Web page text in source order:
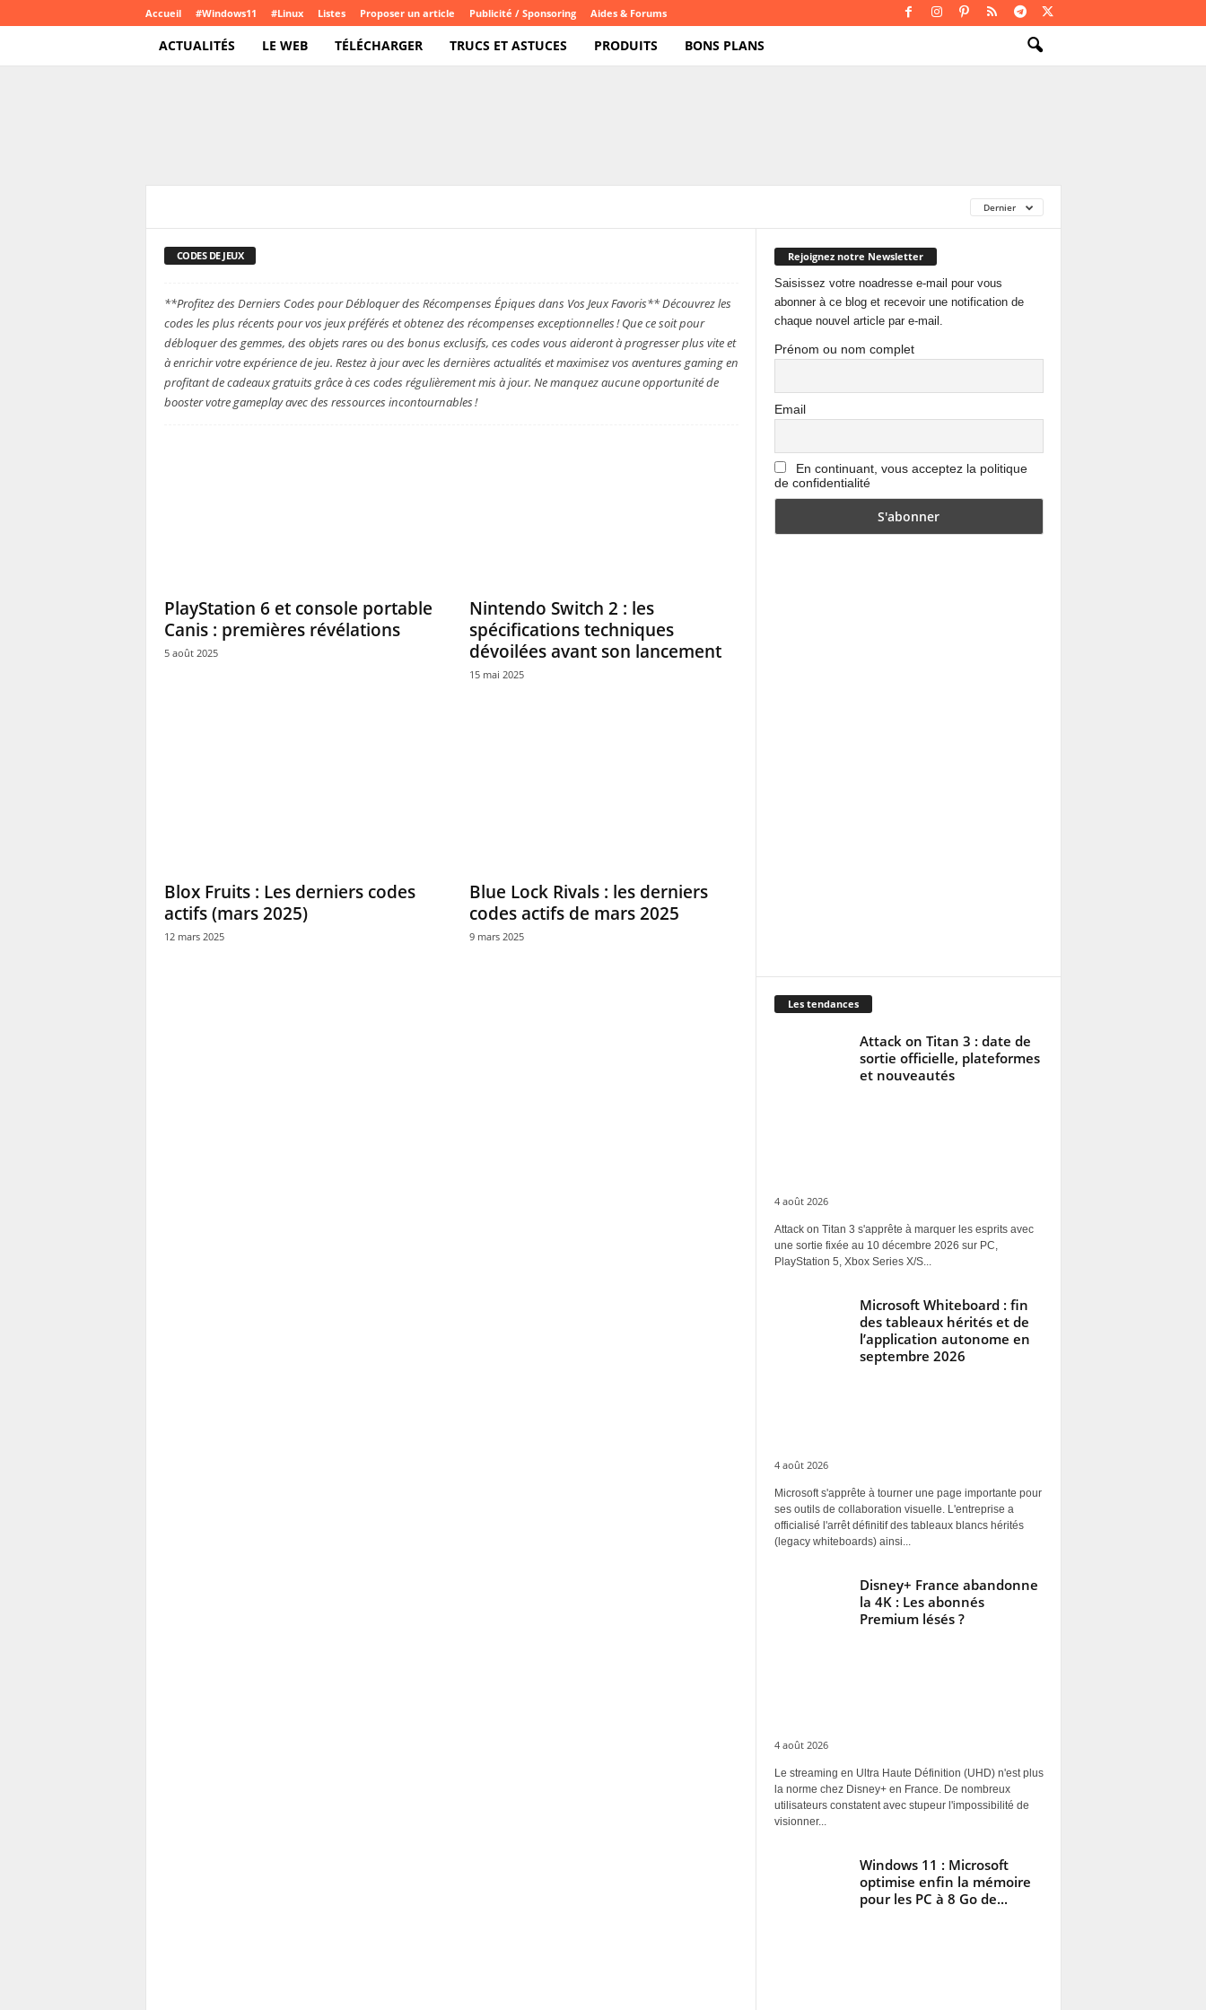
Accueil #Windows11 #Linux Listes Proposer un article Publicité / Sponsoring Aides & Forums
ACTUALITÉS LE WEB TÉLÉCHARGER TRUCS ET ASTUCES PRODUITS BONS PLANS
t
Dernier
CODES DE JEUX
**Profitez des Derniers Codes pour Débloquer des Récompenses Épiques dans Vos Jeux Favoris** Découvrez les
codes les plus récents pour vos jeux préférés et obtenez des récompenses exceptionnelles ! Que ce soit pour
débloquer des gemmes, des objets rares ou des bonus exclusifs, ces codes vous aideront à progresser plus vite et
à enrichir votre expérience de jeu. Restez à jour avec les dernières actualités et maximisez vos aventures gaming en
profitant de cadeaux gratuits grâce à ces codes régulièrement mis à jour. Ne manquez aucune opportunité de
booster votre gameplay avec des ressources incontournables !
PlayStation 6 et console portable
Canis : premières révélations
5 août 2025
Nintendo Switch 2 : les
spécifications techniques
dévoilées avant son lancement
15 mai 2025
Blox Fruits : Les derniers codes
actifs (mars 2025)
12 mars 2025
Blue Lock Rivals : les derniers
codes actifs de mars 2025
9 mars 2025
Rejoignez notre Newsletter
Saisissez votre noadresse e-mail pour vous
abonner à ce blog et recevoir une notification de
chaque nouvel article par e-mail.
Prénom ou nom complet
Email
En continuant, vous acceptez la politique
de confidentialité
Les tendances
Attack on Titan 3 : date de
sortie officielle, plateformes
et nouveautés
4 août 2026
Attack on Titan 3 s'apprête à marquer les esprits avec
une sortie fixée au 10 décembre 2026 sur PC,
PlayStation 5, Xbox Series X/S...
Microsoft Whiteboard : fin
des tableaux hérités et de
l’application autonome en
septembre 2026
4 août 2026
Microsoft s'apprête à tourner une page importante pour
ses outils de collaboration visuelle. L'entreprise a
officialisé l'arrêt définitif des tableaux blancs hérités
(legacy whiteboards) ainsi...
Disney+ France abandonne
la 4K : Les abonnés
Premium lésés ?
4 août 2026
Le streaming en Ultra Haute Définition (UHD) n'est plus
la norme chez Disney+ en France. De nombreux
utilisateurs constatent avec stupeur l'impossibilité de
visionner...
Windows 11 : Microsoft
optimise enfin la mémoire
pour les PC à 8 Go de...